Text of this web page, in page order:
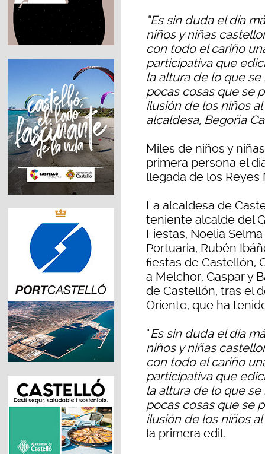
“Es sin duda el día
niños y niñas
con todo el cariño
participativa que
la altura de lo que
pocas cosas que se
ilusión de los niños
alcaldesa, Begoña
Miles de niños y
primera persona el
llegada de los Reyes
La alcaldesa de
teniente alcalde del
Fiestas, Noelia
Portuaria, Rubén
fiestas de Castellón,
a Melchor, Gaspar y
de Castellón, tras el
Oriente, que ha
“Es sin duda el día
niños y niñas
con todo el cariño
participativa que
la altura de lo que
pocas cosas que se
ilusión de los niños
la primera edil.